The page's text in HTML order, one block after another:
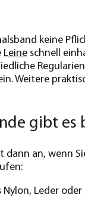
keine
Leine schnell
Weitere
gibt es
an, wenn
Leder